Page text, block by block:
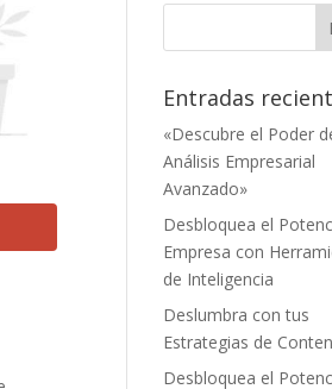
Entradas
«Descubre el Poder
Análisis Empresarial
Avanzado»
Desbloquea el
Empresa con
de Inteligencia
Deslumbra con tus
Estrategias de
Desbloquea el